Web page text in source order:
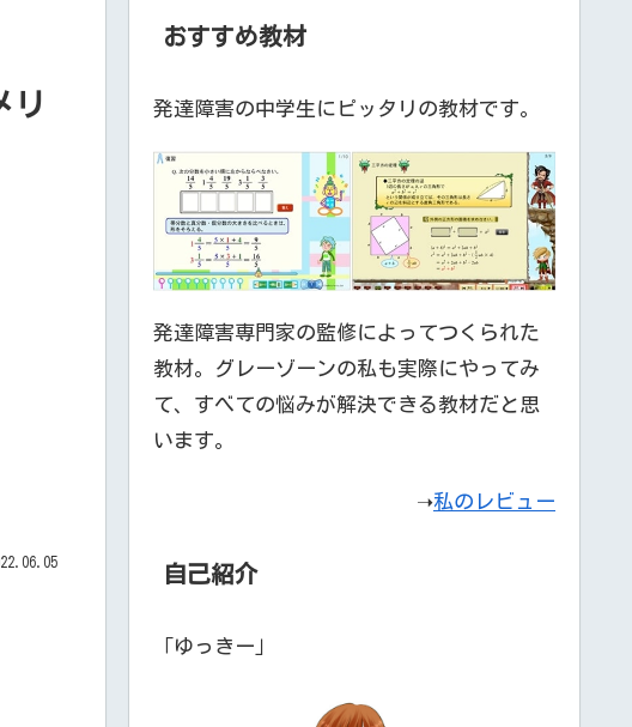
リ
おすすめ教材
発達障害の中学生にピッタリの教材です。
発達障害専門家の監修によってつくられた
教材。グレーゾーンの私も実際にやってみ
て、すべての悩みが解決できる教材だと思
います。
➝私のレビュー
自己紹介
「ゆっきー」